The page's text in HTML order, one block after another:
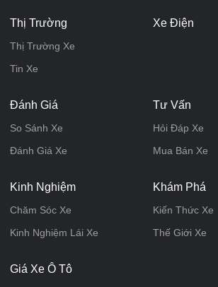
Thị Trường
Thị Trường Xe
Tin Xe
Xe Điện
Đánh Giá
So Sánh Xe
Đánh Giá Xe
Tư Vấn
Hỏi Đáp Xe
Mua Bán Xe
Kinh Nghiệm
Chăm Sóc Xe
Kinh Nghiệm Lái Xe
Khám Phá
Kiến Thức Xe
Thế Giới Xe
Giá Xe Ô Tô